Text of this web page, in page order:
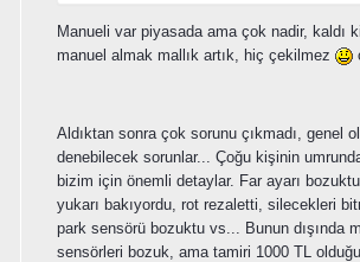
Manueli var piyasada ama çok nadir, kaldı
manuel almak mallık artık, hiç çekilmez
Aldıktan sonra çok sorunu çıkmadı, genel
denebilecek sorunlar... Çoğu kişinin
bizim için önemli detaylar. Far ayarı
yukarı bakıyordu, rot rezaletti, silecekleri
park sensörü bozuktu vs... Bunun dışında
sensörleri bozuk, ama tamiri 1000 TL